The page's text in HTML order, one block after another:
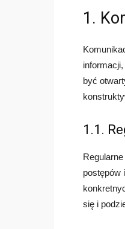
1.
być
1.1.
postępów
się i